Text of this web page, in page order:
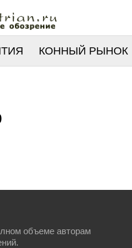
КОННЫЙ РЫНОК
объеме авторам